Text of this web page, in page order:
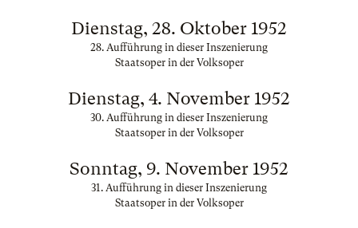
Dienstag, 28. Oktober 1952
28. Aufführung in dieser Inszenierung
Staatsoper in der Volksoper
Dienstag, 4. November 1952
30. Aufführung in dieser Inszenierung
Staatsoper in der Volksoper
Sonntag, 9. November 1952
31. Aufführung in dieser Inszenierung
Staatsoper in der Volksoper